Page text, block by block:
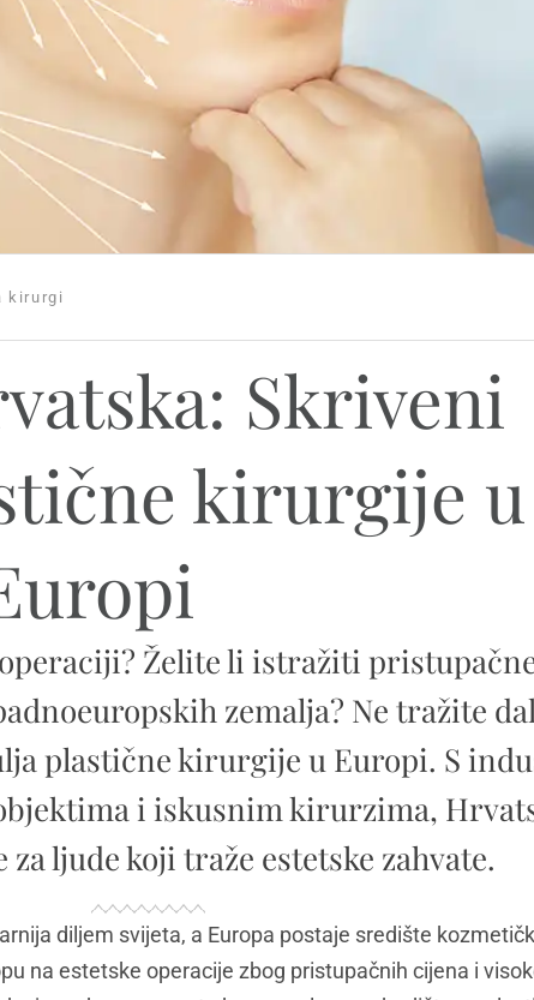
kirurgi
Skriveni
kirurgije u
Želite li istražiti
zemalja? Ne tražite
plastične kirurgije u Europi. S
i iskusnim kirurzima,
ljude koji traže estetske zahvate.
diljem svijeta, a Europa postaje središte
na estetske operacije zbog pristupačnih cijena i